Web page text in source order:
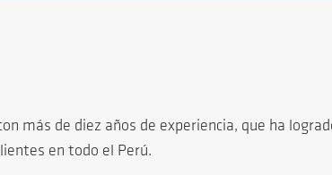
más de diez años de experiencia, que ha
en todo el Perú.